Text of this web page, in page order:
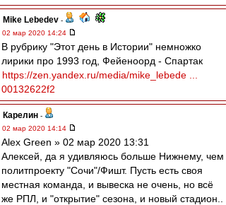
Mike Lebedev -
02 мар 2020 14:24
В рубрику "Этот день в Истории" немножко
лирики про 1993 год, Фейеноорд - Спартак
https://zen.yandex.ru/media/mike_lebede ...
00132622f2
Карелин -
02 мар 2020 14:14
Alex Green » 02 мар 2020 13:31
Алексей, да я удивляюсь больше Нижнему, чем
политпроекту "Сочи"/Фишт. Пусть есть своя
местная команда, и вывеска не очень, но всё
же РПЛ, и "открытие" сезона, и новый стадион..